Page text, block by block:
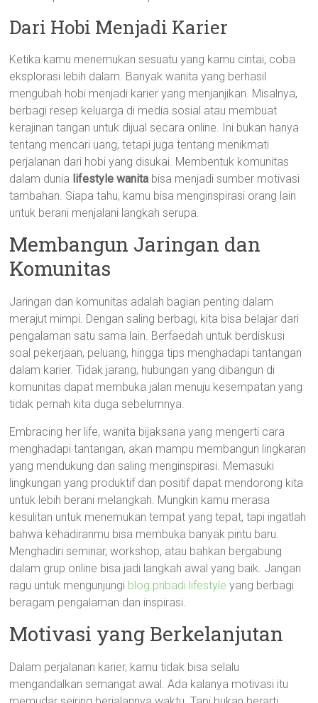
Dari Hobi Menjadi Karier
Ketika kamu menemukan sesuatu yang kamu cintai, coba
eksplorasi lebih dalam. Banyak wanita yang berhasil
mengubah hobi menjadi karier yang menjanjikan. Misalnya,
berbagi resep keluarga di media sosial atau membuat
kerajinan tangan untuk dijual secara online. Ini bukan hanya
tentang mencari uang, tetapi juga tentang menikmati
perjalanan dari hobi yang disukai. Membentuk komunitas
dalam dunia lifestyle wanita bisa menjadi sumber motivasi
tambahan. Siapa tahu, kamu bisa menginspirasi orang lain
untuk berani menjalani langkah serupa.
Membangun Jaringan dan
Komunitas
Jaringan dan komunitas adalah bagian penting dalam
merajut mimpi. Dengan saling berbagi, kita bisa belajar dari
pengalaman satu sama lain. Berfaedah untuk berdiskusi
soal pekerjaan, peluang, hingga tips menghadapi tantangan
dalam karier. Tidak jarang, hubungan yang dibangun di
komunitas dapat membuka jalan menuju kesempatan yang
tidak pernah kita duga sebelumnya.
Embracing her life, wanita bijaksana yang mengerti cara
menghadapi tantangan, akan mampu membangun lingkaran
yang mendukung dan saling menginspirasi. Memasuki
lingkungan yang produktif dan positif dapat mendorong kita
untuk lebih berani melangkah. Mungkin kamu merasa
kesulitan untuk menemukan tempat yang tepat, tapi ingatlah
bahwa kehadiranmu bisa membuka banyak pintu baru.
Menghadiri seminar, workshop, atau bahkan bergabung
dalam grup online bisa jadi langkah awal yang baik. Jangan
ragu untuk mengunjungi blog pribadi lifestyle yang berbagi
beragam pengalaman dan inspirasi.
Motivasi yang Berkelanjutan
Dalam perjalanan karier, kamu tidak bisa selalu
mengandalkan semangat awal. Ada kalanya motivasi itu